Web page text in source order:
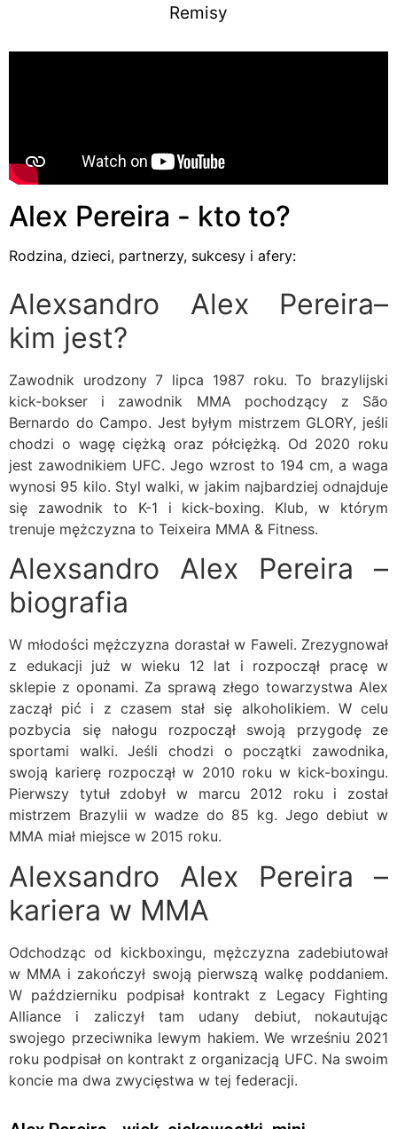
Remisy
Alex Pereira - kto to?
Rodzina, dzieci, partnerzy, sukcesy i afery:
Alexsandro Alex Pereira–
kim jest?
Zawodnik urodzony 7 lipca 1987 roku. To brazylijski
kick-bokser i zawodnik MMA pochodzący z São
Bernardo do Campo. Jest byłym mistrzem GLORY, jeśli
chodzi o wagę ciężką oraz półciężką. Od 2020 roku
jest zawodnikiem UFC. Jego wzrost to 194 cm, a waga
wynosi 95 kilo. Styl walki, w jakim najbardziej odnajduje
się zawodnik to K-1 i kick-boxing. Klub, w którym
trenuje mężczyzna to Teixeira MMA & Fitness.
Alexsandro Alex Pereira –
biografia
W młodości mężczyzna dorastał w Faweli. Zrezygnował
z edukacji już w wieku 12 lat i rozpoczął pracę w
sklepie z oponami. Za sprawą złego towarzystwa Alex
zaczął pić i z czasem stał się alkoholikiem. W celu
pozbycia się nałogu rozpoczął swoją przygodę ze
sportami walki. Jeśli chodzi o początki zawodnika,
swoją karierę rozpoczął w 2010 roku w kick-boxingu.
Pierwszy tytuł zdobył w marcu 2012 roku i został
mistrzem Brazylii w wadze do 85 kg. Jego debiut w
MMA miał miejsce w 2015 roku.
Alexsandro Alex Pereira –
kariera w MMA
Odchodząc od kickboxingu, mężczyzna zadebiutował
w MMA i zakończył swoją pierwszą walkę poddaniem.
W październiku podpisał kontrakt z Legacy Fighting
Alliance i zaliczył tam udany debiut, nokautując
swojego przeciwnika lewym hakiem. We wrześniu 2021
roku podpisał on kontrakt z organizacją UFC. Na swoim
koncie ma dwa zwycięstwa w tej federacji.